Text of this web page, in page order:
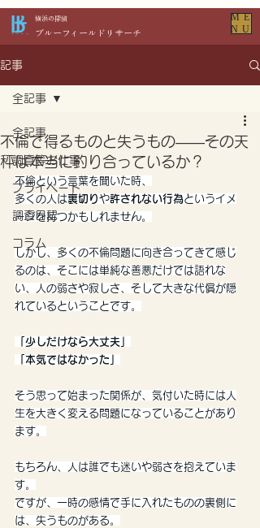
​横浜の探偵
​ブルーフィールドリサーチ
ME
NU
記事
全記事
調査等お仕事
プライベート
調査日記
コラム
全記事
不倫で得るものと失うもの——その天
秤は本当に釣り合っているか？
不倫という言葉を聞いた時、
多くの人は裏切りや許されない行為というイメ
ージを持つかもしれません。
しかし、多くの不倫問題に向き合ってきて感じ
るのは、そこには単純な善悪だけでは語れな
い、人の弱さや寂しさ、そして大きな代償が隠
れているということです。
「少しだけなら大丈夫」
「本気ではなかった」
そう思って始まった関係が、気付いた時には人
生を大きく変える問題になっていることがあり
ます。
もちろん、人は誰でも迷いや弱さを抱えていま
す。
ですが、一時の感情で手に入れたものの裏側に
は、失うものがある。